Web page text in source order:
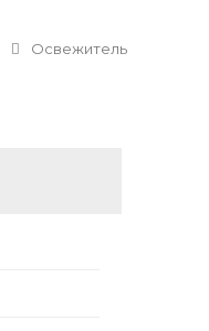
Освежитель